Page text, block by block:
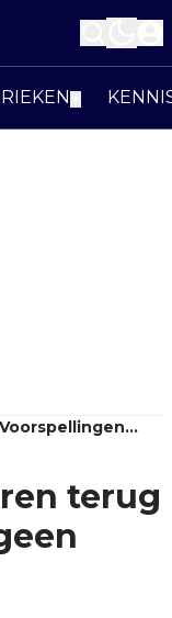
Koers Nog
Geeft
terug